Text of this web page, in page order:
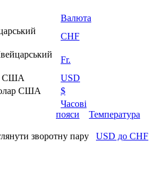
Валюта
CHF
Fr.
США
USD
США
$
Часові
пояси
Температура
зворотну пару USD до CHF